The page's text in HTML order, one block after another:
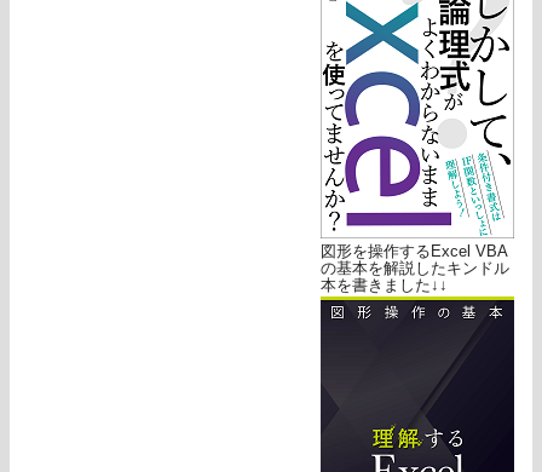
図形を操作するExcel VBA
の基本を解説したキンドル
本を書きました↓↓